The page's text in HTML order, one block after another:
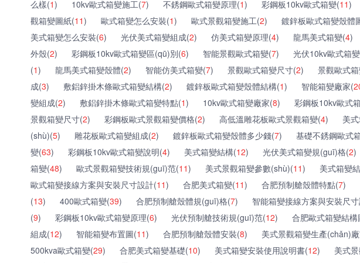
么樣(1) 10kv歐式箱變施工(7) 不銹鋼歐式箱變原理(1) 彩鋼板10kv歐式箱變(11)
觀箱變圖紙(11) 歐式箱變怎么安裝(1) 歐式景觀箱變施工(2) 鍍鋅板歐式箱變殼體
美式箱變怎么安裝(6) 光伏美式箱變組成(2) 仿美式箱變原理(4) 龍馬美式箱變(4)
外殼(2) 彩鋼板10kv歐式箱變區(qū)別(6) 智能景觀歐式箱變(7) 光伏10kv歐式箱
(1) 龍馬美式箱變殼體(2) 智能仿美式箱變(7) 景觀歐式箱變尺寸(2) 景觀歐式
成(3) 敷鋁鋅掛木條歐式箱變結構(2) 鍍鋅板歐式箱變殼體結構(1) 智能箱變廠家(
變組成(2) 敷鋁鋅掛木條歐式箱變特點(1) 10kv歐式箱變廠家(8) 彩鋼板10kv歐式
景觀箱變尺寸(2) 彩鋼板歐式景觀箱變價格(2) 高低溫雕花板歐式景觀箱變(4) 美
(shù)(5) 雕花板歐式箱變組成(2) 鍍鋅板歐式箱變殼體多少錢(7) 基礎不銹鋼歐式
變(63) 彩鋼板10kv歐式箱變說明(4) 美式箱變結構(12) 光伏美式箱變規(guī)格(2)
箱變(48) 歐式景觀箱變技術規(guī)范(11) 美式景觀箱變參數(shù)(11) 美式箱變
歐式箱變接線方案與安裝尺寸設計(11) 合肥美式箱變(11) 合肥預制艙殼體特點(7)
(13) 400歐式箱變(39) 合肥預制艙殼體規(guī)格(7) 智能箱變接線方案與安裝尺
(9) 彩鋼板10kv歐式箱變原理(6) 光伏預制艙技術規(guī)范(12) 合肥歐式箱變結構
組成(12) 智能箱變布置圖(11) 合肥預制艙殼體安裝(8) 美式景觀箱變生產(chǎn)
500kva歐式箱變(29) 合肥美式箱變基礎(10) 美式箱變安裝使用說明書(12) 美式